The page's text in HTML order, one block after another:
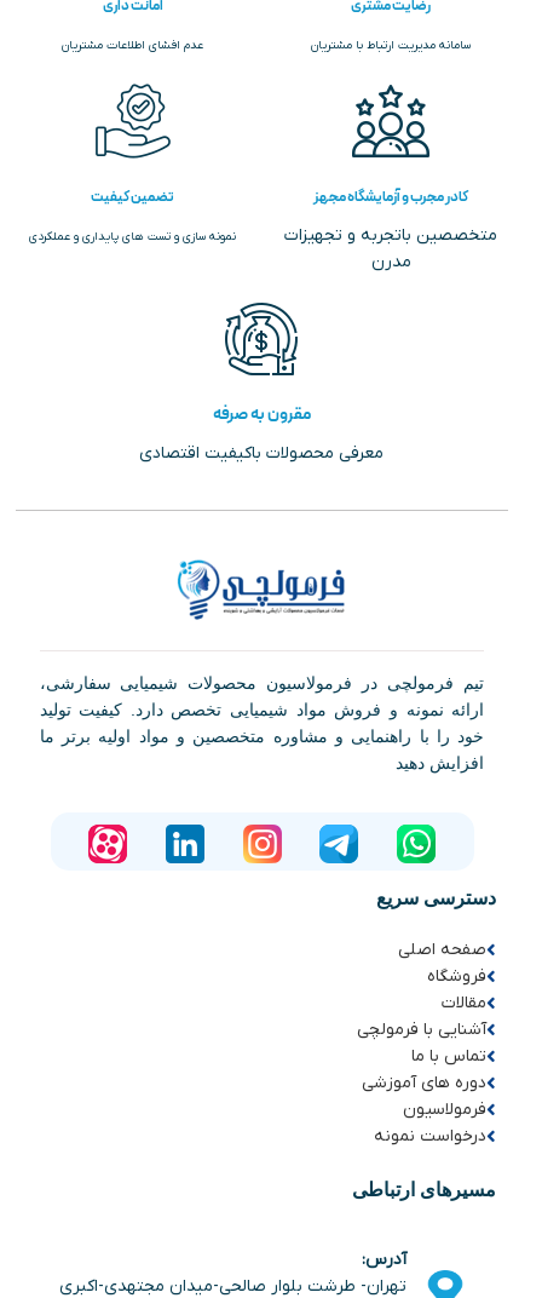
رضایت مشتری
سامانه مدیریت ارتباط با مشتریان
امانت داری
عدم افشای اطلاعات مشتریان
کادر مجرب و آزمایشگاه مجهز
متخصصین باتجربه و تجهیزات
مدرن
تضمین کیفیت
نمونه سازی و تست های پایداری و عملکردی
مقرون به صرفه
معرفی محصولات باکیفیت اقتصادی
تیم فرمولچی در فرمولاسیون محصولات شیمیایی سفارشی،
ارائه نمونه و فروش مواد شیمیایی تخصص دارد. کیفیت تولید
خود را با راهنمایی و مشاوره متخصصین و مواد اولیه برتر ما
افزایش دهید
دسترسی سریع
صفحه اصلی
فروشگاه
مقالات
آشنایی با فرمولچی
تماس با ما
دوره های آموزشی
فرمولاسیون
درخواست نمونه
مسیرهای ارتباطی
آدرس:
تهران- طرشت بلوار صالحی-میدان مجتهدی-اکبری